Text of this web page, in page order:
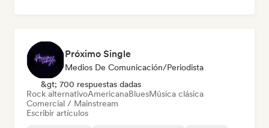
Próximo Single
Medios De Comunicación/Periodista
&gt; 700 respuestas dadas
Rock alternativoAmericanaBluesMúsica clásica
Comercial / Mainstream
Escribir artículos